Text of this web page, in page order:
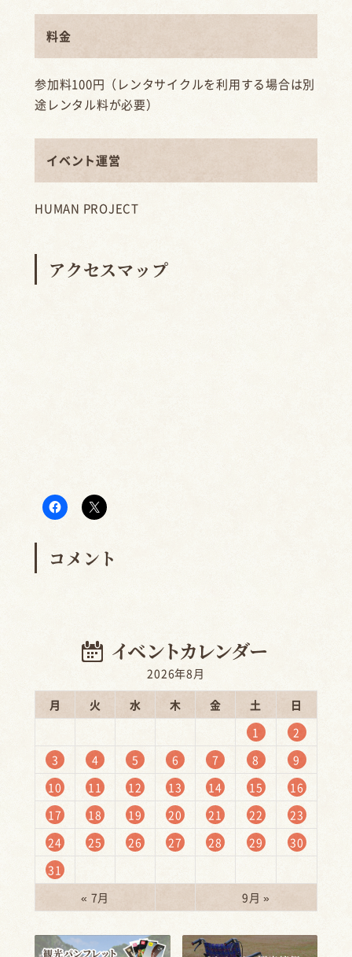
料金
参加料100円（レンタサイクルを利用する場合は別
途レンタル料が必要）
イベント運営
HUMAN PROJECT
アクセスマップ
コメント
2026年8月
月
火 水 木 金 土
日
1
2
3
4 5 6 7 8
9
10
11 12 13 14 15
16
17
18 19 20 21 22
23
24
25 26 27 28 29
30
31
« 7月
9月 »